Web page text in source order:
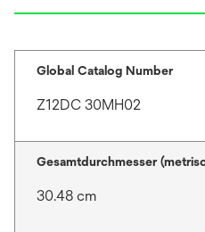
Global Catalog Number
Z12DC 30MH02
Gesamtdurchmesser
30.48 cm